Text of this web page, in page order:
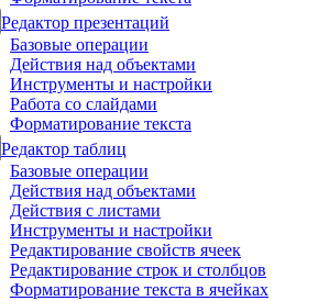
Редактор презентаций
Базовые операции
Действия над объектами
Инструменты и настройки
Работа со слайдами
Форматирование текста
Редактор таблиц
Базовые операции
Действия над объектами
Действия с листами
Инструменты и настройки
Редактирование свойств ячеек
Редактирование строк и столбцов
Форматирование текста в ячейках